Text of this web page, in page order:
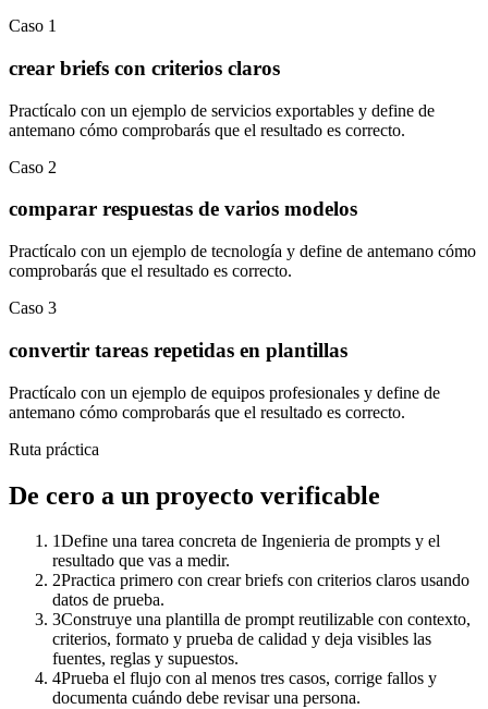
Caso 1
crear briefs con criterios claros
Practícalo con un ejemplo de servicios exportables y define de
antemano cómo comprobarás que el resultado es correcto.
Caso 2
comparar respuestas de varios modelos
Practícalo con un ejemplo de tecnología y define de antemano cómo
comprobarás que el resultado es correcto.
Caso 3
convertir tareas repetidas en plantillas
Practícalo con un ejemplo de equipos profesionales y define de
antemano cómo comprobarás que el resultado es correcto.
Ruta práctica
De cero a un proyecto verificable
1Define una tarea concreta de Ingenieria de prompts y el
resultado que vas a medir.
2Practica primero con crear briefs con criterios claros usando
datos de prueba.
3Construye una plantilla de prompt reutilizable con contexto,
criterios, formato y prueba de calidad y deja visibles las
fuentes, reglas y supuestos.
4Prueba el flujo con al menos tres casos, corrige fallos y
documenta cuándo debe revisar una persona.